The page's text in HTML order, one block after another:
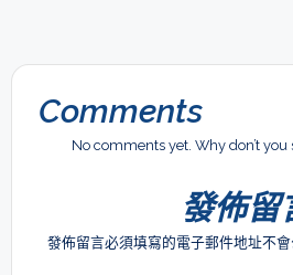
Comments
No comments yet. Why don’t
發佈留
發佈留言必須填寫的電子郵件地址不會